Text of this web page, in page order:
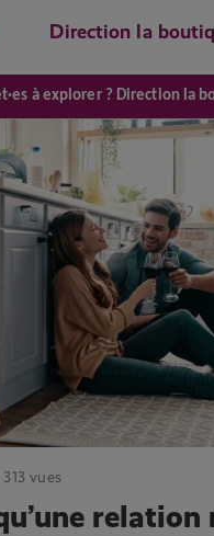
Direction la
à explorer ? Direction la
313 vues
relation